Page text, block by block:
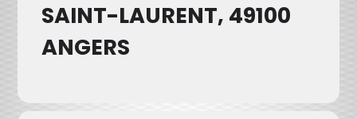
SAINT-LAURENT, 49100
ANGERS